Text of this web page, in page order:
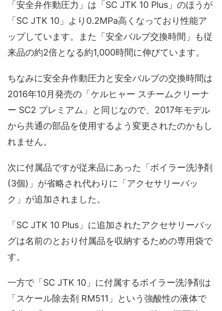
「安全弁作動圧力」は「SC JTK 10 Plus」のほうが
「SC JTK 10」より0.2MPa高くなっており性能ア
ップしています。また「安全バルブ交換時間」も従
来品の約2倍となる約1,000時間に伸びています。
ちなみに安全弁作動圧力と安全バルブの交換時間は
2016年10月発売の「ケルヒャー スチームクリーナ
ー SC2 プレミアム」と同じなので、2017年モデル
から共通の部品を使用するよう変更されたのかもし
れません。
次に付属品ですが従来品にあった「ボイラー洗浄剤
(3個)」が省略され代わりに「アクセサリーバッ
ク」が追加されました。
「SC JTK 10 Plus」に追加されたアクセサリーバッ
グは名前のとおり付属品を収納するための専用袋で
す。
一方で「SC JTK 10」に付属するボイラー洗浄剤は
「スケール除去剤 RM511」という強酸性の液体で